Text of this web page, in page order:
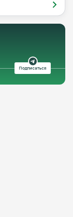
Подписаться